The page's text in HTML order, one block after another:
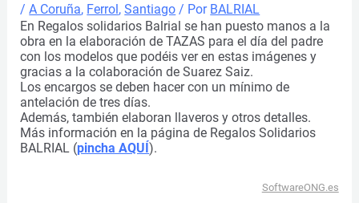
/A Coruña, Ferrol,Santiago / Por BALRIAL
En Regalos solidarios Balrial se han puesto manos a la
obra en la elaboración de TAZAS para el día del padre
con los modelos que podéis ver en estas imágenes y
gracias a la colaboración de Suarez Saiz.
Los encargos se deben hacer con un mínimo de
antelación de tres días.
Además, también elaboran llaveros y otros detalles.
Más información en la página de Regalos Solidarios
BALRIAL (pincha AQUÍ).
SoftwareONG.es